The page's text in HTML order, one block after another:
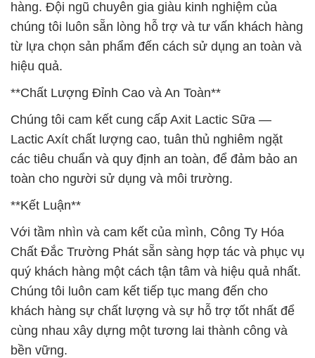
hàng. Đội ngũ chuyên gia giàu kinh nghiệm của
chúng tôi luôn sẵn lòng hỗ trợ và tư vấn khách hàng
từ lựa chọn sản phẩm đến cách sử dụng an toàn và
hiệu quả.
**Chất Lượng Đỉnh Cao và An Toàn**
Chúng tôi cam kết cung cấp Axit Lactic Sữa —
Lactic Axít chất lượng cao, tuân thủ nghiêm ngặt
các tiêu chuẩn và quy định an toàn, để đảm bảo an
toàn cho người sử dụng và môi trường.
**Kết Luận**
Với tầm nhìn và cam kết của mình, Công Ty Hóa
Chất Đắc Trường Phát sẵn sàng hợp tác và phục vụ
quý khách hàng một cách tận tâm và hiệu quả nhất.
Chúng tôi luôn cam kết tiếp tục mang đến cho
khách hàng sự chất lượng và sự hỗ trợ tốt nhất để
cùng nhau xây dựng một tương lai thành công và
bền vững.